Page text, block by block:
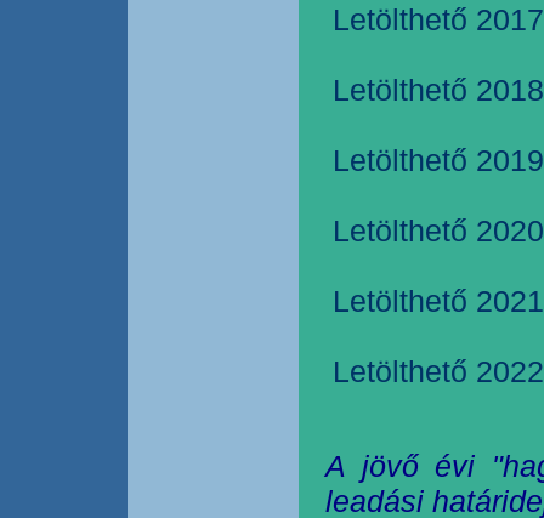
Letölthető
Letölthető
Letölthető
Letölthető
Letölthető
Letölthető
A jövő évi
leadási